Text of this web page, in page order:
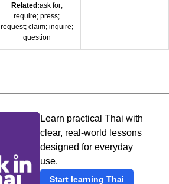
Related:ask for;
require; press;
request; claim; inquire;
question
Learn practical Thai with
clear, real-world lessons
designed for everyday
use.
Start learning Thai